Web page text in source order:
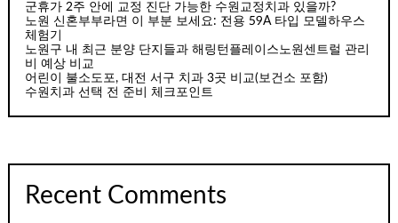
군휴가 2주 안에 교정 진단 가능한 수원교정치과 있을까?
노원 신혼부부라면 이 부분 보세요: 전용 59A 타입 모델하우스
체험기
노원구 내 최근 분양 단지들과 해링턴플레이스노원센트럴 관리
비 예상 비교
어린이 불소도포, 대전 서구 치과 3곳 비교(보건소 포함)
수원치과 선택 전 준비 체크포인트
Recent Comments